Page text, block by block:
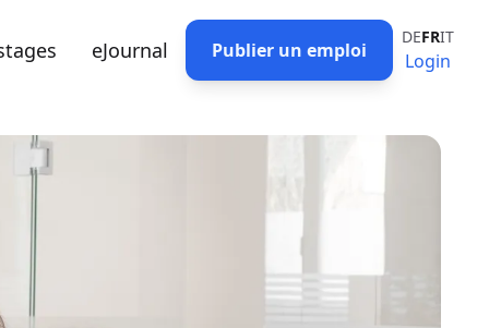
eJournal Publier un emploi
DEFRIT
Login